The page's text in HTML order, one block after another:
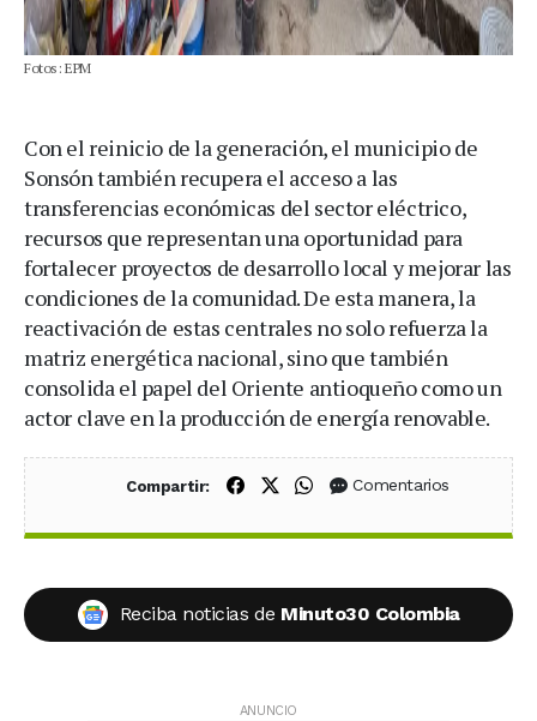
Fotos: EPM
Con el reinicio de la generación, el municipio de
Sonsón también recupera el acceso a las
transferencias económicas del sector eléctrico,
recursos que representan una oportunidad para
fortalecer proyectos de desarrollo local y mejorar las
condiciones de la comunidad. De esta manera, la
reactivación de estas centrales no solo refuerza la
matriz energética nacional, sino que también
consolida el papel del Oriente antioqueño como un
actor clave en la producción de energía renovable.
Compartir: Compartir en Facebook
Compartir en X (Twitter)
Compartir en WhatsApp
Comentarios
Reciba noticias de Minuto30 Colombia
ANUNCIO